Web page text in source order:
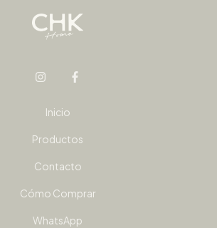
Inicio
Productos
Contacto
Cómo Comprar
WhatsApp